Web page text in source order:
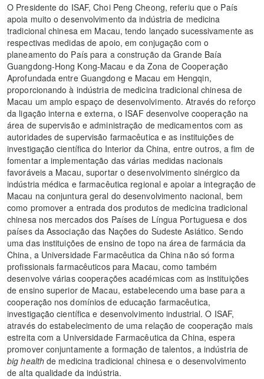
O Presidente do ISAF, Choi Peng Cheong, referiu que o País
apoia muito o desenvolvimento da indústria de medicina
tradicional chinesa em Macau, tendo lançado sucessivamente as
respectivas medidas de apoio, em conjugação com o
planeamento do País para a construção da Grande Baía
Guangdong-Hong Kong-Macau e da Zona de Cooperação
Aprofundada entre Guangdong e Macau em Hengqin,
proporcionando à indústria de medicina tradicional chinesa de
Macau um amplo espaço de desenvolvimento. Através do reforço
da ligação interna e externa, o ISAF desenvolve cooperação na
área de supervisão e administração de medicamentos com as
autoridades de supervisão farmacêutica e as instituições de
investigação científica do Interior da China, entre outros, a fim de
fomentar a implementação das várias medidas nacionais
favoráveis a Macau, suportar o desenvolvimento sinérgico da
indústria médica e farmacêutica regional e apoiar a integração de
Macau na conjuntura geral do desenvolvimento nacional, bem
como promover a entrada dos produtos de medicina tradicional
chinesa nos mercados dos Países de Língua Portuguesa e dos
países da Associação das Nações do Sudeste Asiático. Sendo
uma das instituições de ensino de topo na área de farmácia da
China, a Universidade Farmacêutica da China não só forma
profissionais farmacêuticos para Macau, como também
desenvolve várias cooperações académicas com as instituições
de ensino superior de Macau, estabelecendo uma base para a
cooperação nos domínios de educação farmacêutica,
investigação científica e desenvolvimento industrial. O ISAF,
através do estabelecimento de uma relação de cooperação mais
estreita com a Universidade Farmacêutica da China, espera
promover conjuntamente a formação de talentos, a indústria de
big health de medicina tradicional chinesa e o desenvolvimento
de alta qualidade da indústria.